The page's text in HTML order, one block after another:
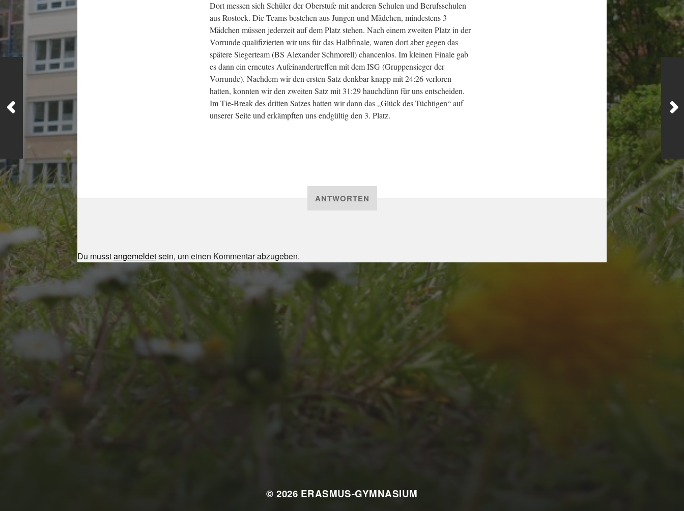
Dort messen sich Schüler der Oberstufe mit anderen Schulen und Berufsschulen
aus Rostock. Die Teams bestehen aus Jungen und Mädchen, mindestens 3
Mädchen müssen jederzeit auf dem Platz stehen. Nach einem zweiten Platz in der
Vorrunde qualifizierten wir uns für das Halbfinale, waren dort aber gegen das
spätere Siegerteam (BS Alexander Schmorell) chancenlos. Im kleinen Finale gab
es dann ein erneutes Aufeinandertreffen mit dem ISG (Gruppensieger der
Vorrunde). Nachdem wir den ersten Satz denkbar knapp mit 24:26 verloren
hatten, konnten wir den zweiten Satz mit 31:29 hauchdünn für uns entscheiden.
Im Tie-Break des dritten Satzes hatten wir dann das „Glück des Tüchtigen“ auf
unserer Seite und erkämpften uns endgültig den 3. Platz.
ANTWORTEN
Du musstangemeldetsein, um einen Kommentar abzugeben.
SCHUL-/SPORTFEST
© 2026 ERASMUS-GYMNASIUM